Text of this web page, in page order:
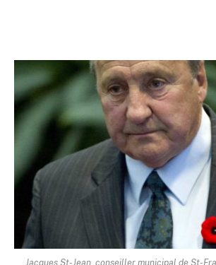
Jacques St-Jean, conseiller municipal de St-